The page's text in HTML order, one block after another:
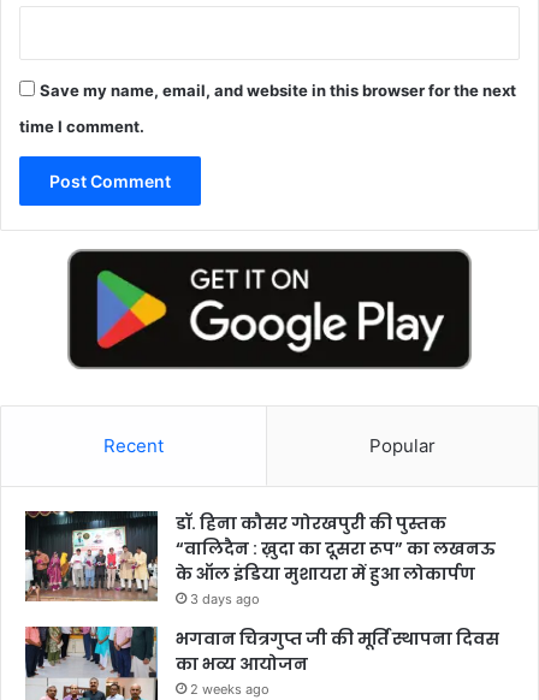
Save my name, email, and website in this browser for the next
time I comment.
Recent Popular
डॉ. हिना कौसर गोरखपुरी की पुस्तक
“वालिदैन : ख़ुदा का दूसरा रूप” का लखनऊ
के ऑल इंडिया मुशायरा में हुआ लोकार्पण
3 days ago
भगवान चित्रगुप्त जी की मूर्ति स्थापना दिवस
का भव्य आयोजन
2 weeks ago